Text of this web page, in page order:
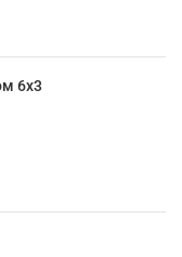
6х3